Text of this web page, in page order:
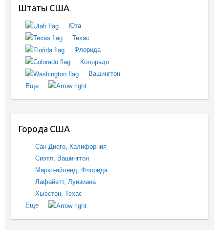
Штаты США
Юта
Техас
Флорида
Колорадо
Вашингтон
Еще
Города США
Сан-Диего, Калифорния
Сиэтл, Вашингтон
Марко-айленд, Флорида
Лафайетт, Луизиана
Хьюстон, Техас
Еще